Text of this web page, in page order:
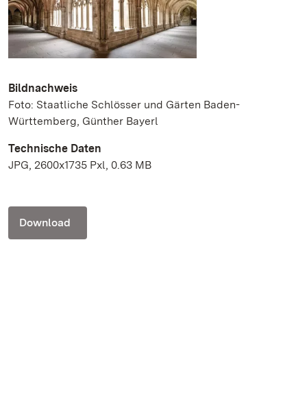
Bildnachweis
Foto: Staatliche Schlösser und Gärten Baden-
Württemberg, Günther Bayerl
Technische Daten
JPG, 2600x1735 Pxl, 0.63 MB
Download